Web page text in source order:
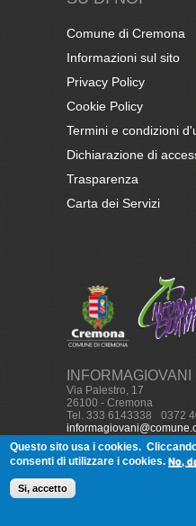
Comune di Cremona
Informazioni sul sito
Privacy Policy
Cookie Policy
Termini e condizioni
Dichiarazione di
Trasparenza
Carta dei Servizi
INFORMAGIOVANI
Via Palestro, 17
26100 - Cremona
Tel. 333 6143338
0372
© Copyright, 2013
riservati. Realizzato con
Questo sito usa i cookies.
consenti di utilizzare i cookies. No,
Si, accetto